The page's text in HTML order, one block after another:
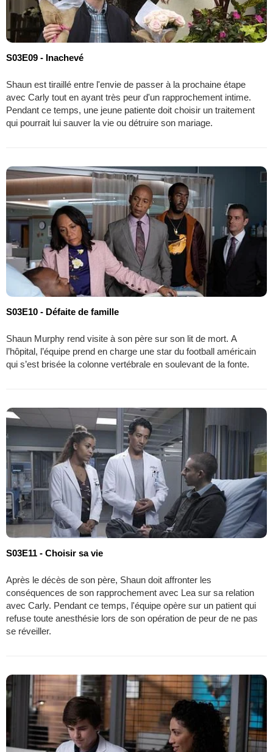
S03E09 - Inachevé
Shaun est tiraillé entre l'envie de passer à la prochaine étape
avec Carly tout en ayant très peur d'un rapprochement intime.
Pendant ce temps, une jeune patiente doit choisir un traitement
qui pourrait lui sauver la vie ou détruire son mariage.
S03E10 - Défaite de famille
Shaun Murphy rend visite à son père sur son lit de mort. A
l’hôpital, l’équipe prend en charge une star du football américain
qui s’est brisée la colonne vertébrale en soulevant de la fonte.
S03E11 - Choisir sa vie
Après le décès de son père, Shaun doit affronter les
conséquences de son rapprochement avec Lea sur sa relation
avec Carly. Pendant ce temps, l'équipe opère sur un patient qui
refuse toute anesthésie lors de son opération de peur de ne pas
se réveiller.